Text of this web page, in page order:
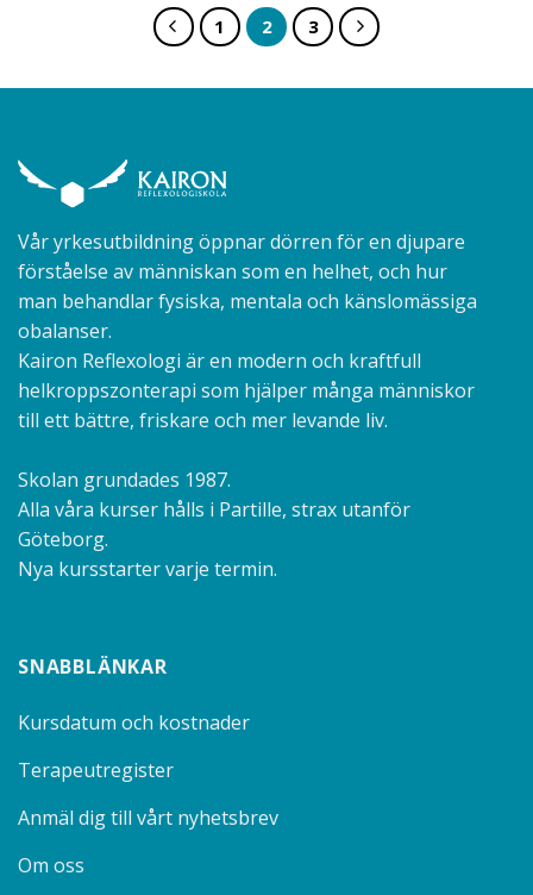
1 2 3
Vår yrkesutbildning öppnar dörren för en djupare
förståelse av människan som en helhet, och hur
man behandlar fysiska, mentala och känslomässiga
obalanser.
Kairon Reflexologi är en modern och kraftfull
helkroppszonterapi som hjälper många människor
till ett bättre, friskare och mer levande liv.
Skolan grundades 1987.
Alla våra kurser hålls i Partille, strax utanför
Göteborg.
Nya kursstarter varje termin.
SNABBLÄNKAR
Kursdatum och kostnader
Terapeutregister
Anmäl dig till vårt nyhetsbrev
Om oss